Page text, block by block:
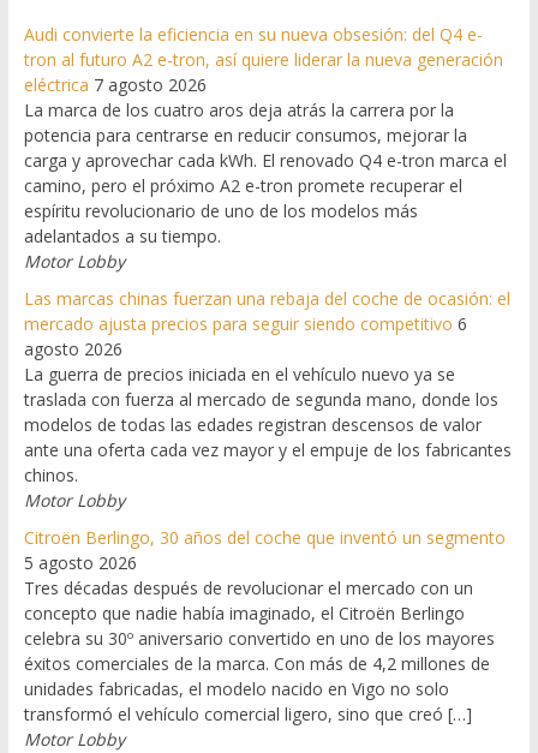
Audi convierte la eficiencia en su nueva obsesión: del Q4 e-
tron al futuro A2 e-tron, así quiere liderar la nueva generación
eléctrica 7 agosto 2026
La marca de los cuatro aros deja atrás la carrera por la
potencia para centrarse en reducir consumos, mejorar la
carga y aprovechar cada kWh. El renovado Q4 e-tron marca el
camino, pero el próximo A2 e-tron promete recuperar el
espíritu revolucionario de uno de los modelos más
adelantados a su tiempo.
Motor Lobby
Las marcas chinas fuerzan una rebaja del coche de ocasión: el
mercado ajusta precios para seguir siendo competitivo 6
agosto 2026
La guerra de precios iniciada en el vehículo nuevo ya se
traslada con fuerza al mercado de segunda mano, donde los
modelos de todas las edades registran descensos de valor
ante una oferta cada vez mayor y el empuje de los fabricantes
chinos.
Motor Lobby
Citroën Berlingo, 30 años del coche que inventó un segmento
5 agosto 2026
Tres décadas después de revolucionar el mercado con un
concepto que nadie había imaginado, el Citroën Berlingo
celebra su 30º aniversario convertido en uno de los mayores
éxitos comerciales de la marca. Con más de 4,2 millones de
unidades fabricadas, el modelo nacido en Vigo no solo
transformó el vehículo comercial ligero, sino que creó […]
Motor Lobby